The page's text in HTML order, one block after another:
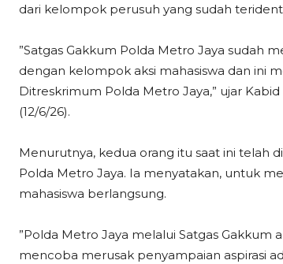
dari kelompok perusuh yang sudah
”Satgas Gakkum Polda Metro Jaya sudah
dengan kelompok aksi mahasiswa dan ini
Ditreskrimum Polda Metro Jaya,” ujar
(12/6/26).
Menurutnya, kedua orang itu saat ini telah
Polda Metro Jaya. Ia menyatakan, untuk
mahasiswa berlangsung.
”Polda Metro Jaya melalui Satgas
mencoba merusak penyampaian aspirasi